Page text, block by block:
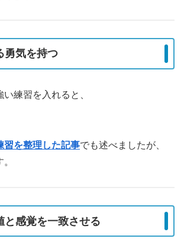
勇気を持つ
練習を入れると、
習を整理した記事でも述べましたが、
と感覚を一致させる